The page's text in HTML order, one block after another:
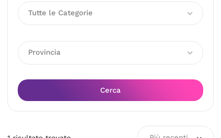
Tutte le Categorie
Provincia
Cerca